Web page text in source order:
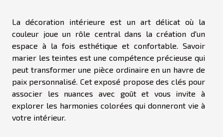
La décoration intérieure est un art délicat où la
couleur joue un rôle central dans la création d'un
espace à la fois esthétique et confortable. Savoir
marier les teintes est une compétence précieuse qui
peut transformer une pièce ordinaire en un havre de
paix personnalisé. Cet exposé propose des clés pour
associer les nuances avec goût et vous invite à
explorer les harmonies colorées qui donneront vie à
votre intérieur.